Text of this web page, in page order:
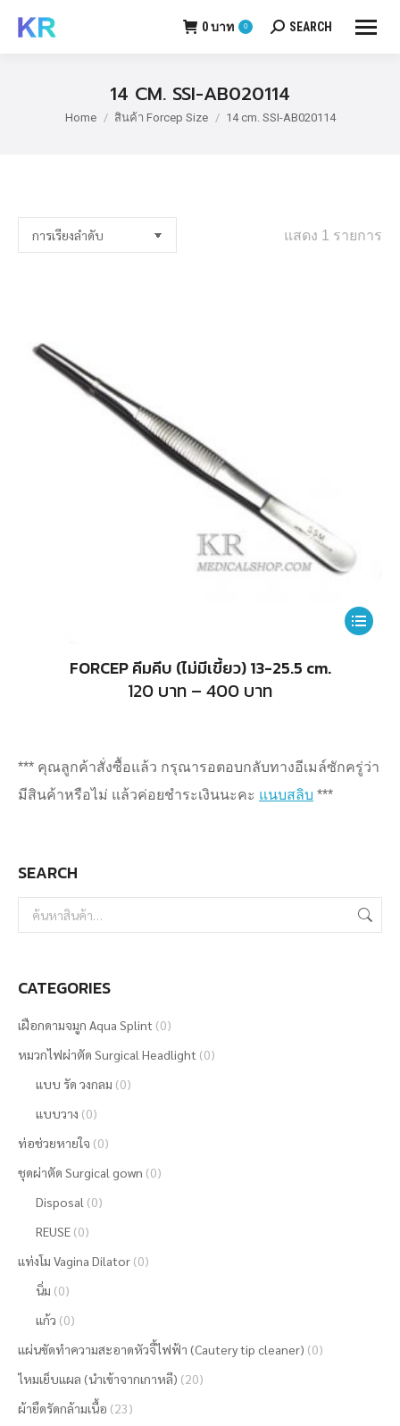
0บาท 0 Search:
SEARCH
14 CM. SSI-AB020114
You are here:
Home สินค้า Forcep Size 14 cm. SSI-AB020114
แสดง 1 รายการ
This
The
on
the
FORCEP คีมคีบ (ไม่มีเขี้ยว) 13-25.5 cm.
120 บาท – 400 บาทPrice
range:
400
บาท
*** คุณลูกค้าสั่งซื้อแล้ว กรุณารอตอบกลับทางอีเมล์ซักครู่ว่า
มีสินค้าหรือไม่ แล้วค่อยชำระเงินนะคะ แนบสลิบ ***
SEARCH
CATEGORIES
เฝือกดามจมูก Aqua Splint (0)
หมวกไฟผ่าตัด Surgical Headlight (0)
แบบ รัด วงกลม (0)
แบบวาง (0)
ท่อช่วยหายใจ (0)
ชุดผ่าตัด Surgical gown (0)
Disposal (0)
REUSE (0)
แท่งโม Vagina Dilator (0)
นิ่ม (0)
แก้ว (0)
แผ่นขัดทำความสะอาดหัวจี้ไฟฟ้า (Cautery tip cleaner) (0)
ไหมเย็บแผล (นำเข้าจากเกาหลี) (20)
ผ้ายืดรัดกล้ามเนื้อ (23)